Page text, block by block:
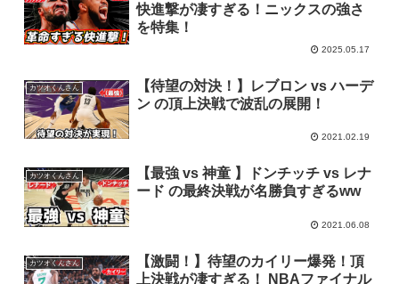
快進撃が凄すぎる！ニックスの強さ
を特集！
2025.05.17
カツオくんさん
【待望の対決！】レブロン vs ハーデ
ン の頂上決戦で波乱の展開！
2021.02.19
カツオくんさん
【最強 vs 神童 】ドンチッチ vs レナ
ード の最終決戦が名勝負すぎるww
2021.06.08
カツオくんさん
【激闘！】待望のカイリー爆発！頂
上決戦が凄すぎる！ NBAファイナル